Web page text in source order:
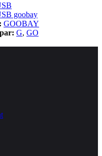
goobay
GOOBAY
G GO